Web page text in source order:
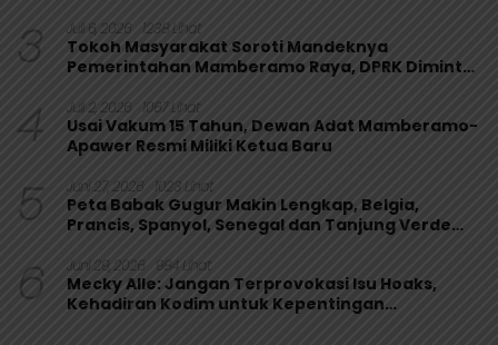
3 Juli 6, 2026 1238 Lihat
Tokoh Masyarakat Soroti Mandeknya
Pemerintahan Mamberamo Raya, DPRK Diminta
4 Juli 2, 2026 1067 Lihat
Usai Vakum 15 Tahun, Dewan Adat Mamberamo-
Apawer Resmi Miliki Ketua Baru
5 Juni 27, 2026 1023 Lihat
Peta Babak Gugur Makin Lengkap, Belgia,
Prancis, Spanyol, Senegal dan Tanjung Verde
6 Juni 29, 2026 984 Lihat
Mecky Alle: Jangan Terprovokasi Isu Hoaks,
Kehadiran Kodim untuk Kepentingan